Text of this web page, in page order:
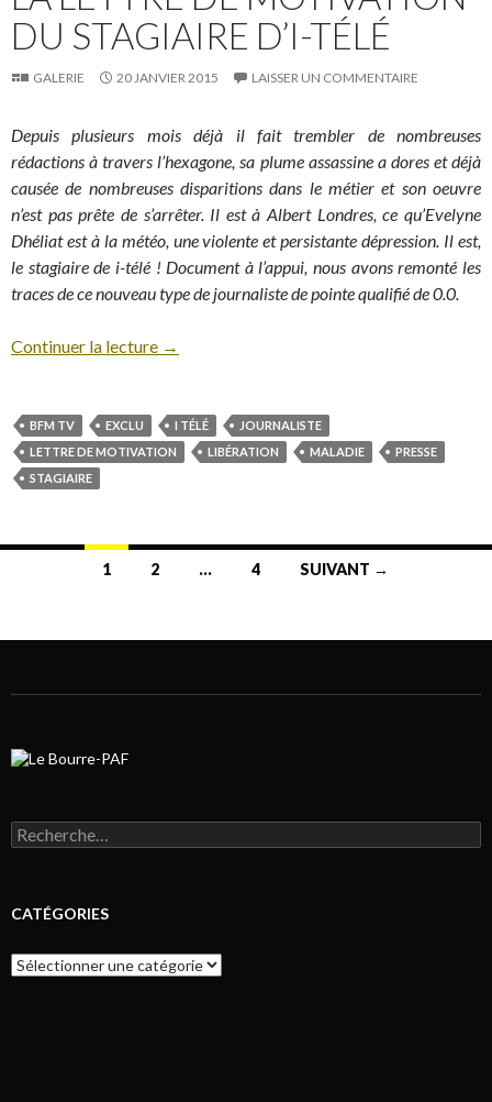
DU STAGIAIRE D’I-TÉLÉ
GALERIE 20 JANVIER 2015 LAISSER UN COMMENTAIRE
Depuis plusieurs mois déjà il fait trembler de nombreuses
rédactions à travers l’hexagone, sa plume assassine a dores et déjà
causée de nombreuses disparitions dans le métier et son oeuvre
n’est pas prête de s’arrêter. Il est à Albert Londres, ce qu’Evelyne
Dhéliat est à la météo, une violente et persistante dépression. Il est,
le stagiaire de i-télé ! Document à l’appui, nous avons remonté les
traces de ce nouveau type de journaliste de pointe qualifié de 0.0.
Continuer la lecture →
BFM TV EXCLU I TÉLÉ
JOURNALISTE
LETTRE DE MOTIVATION
LIBÉRATION MALADIE
PRESSE
STAGIAIRE
1 2 … 4 SUIVANT →
Rechercher :
CATÉGORIES
Catégories